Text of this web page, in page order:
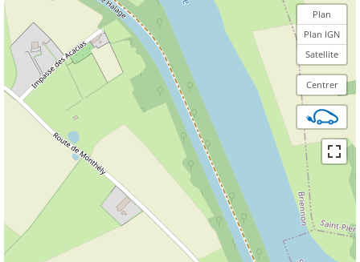
Plan
Plan IGN
Satellite
Centrer